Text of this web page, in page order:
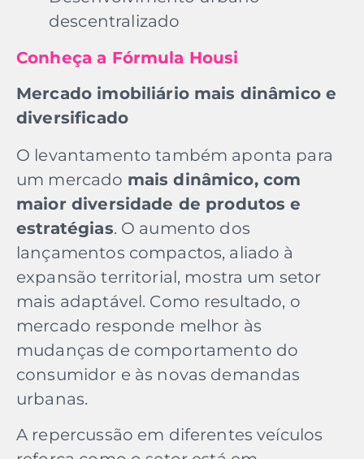
descentralizado
Conheça a Fórmula Housi
Mercado imobiliário mais dinâmico e
diversificado
O levantamento também aponta para
um mercado mais dinâmico, com
maior diversidade de produtos e
estratégias. O aumento dos
lançamentos compactos, aliado à
expansão territorial, mostra um setor
mais adaptável. Como resultado, o
mercado responde melhor às
mudanças de comportamento do
consumidor e às novas demandas
urbanas.
A repercussão em diferentes veículos